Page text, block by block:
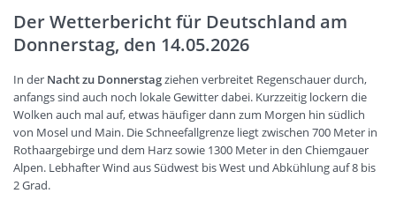
Der Wetterbericht für Deutschland am
Donnerstag, den 14.05.2026
In der Nacht zu Donnerstagziehen verbreitet Regenschauer durch,
anfangs sind auch noch lokale Gewitter dabei. Kurzzeitig lockern die
Wolken auch mal auf, etwas häufiger dann zum Morgen hin südlich
von Mosel und Main. Die Schneefallgrenze liegt zwischen 700 Meter in
Rothaargebirge und dem Harz sowie 1300 Meter in den Chiemgauer
Alpen. Lebhafter Wind aus Südwest bis West und Abkühlung auf 8 bis
2 Grad.